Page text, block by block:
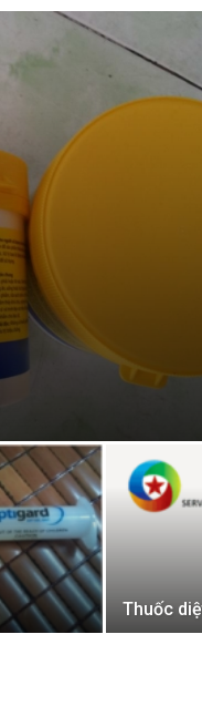
Thuốc